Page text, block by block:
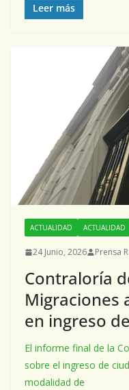
Leer más
ACTUALIDAD ACTUALIDAD
24 Junio, 2026 Prensa
Contraloría
Migraciones
en ingreso
El informe final de la
sobre el ingreso de
modalidad de